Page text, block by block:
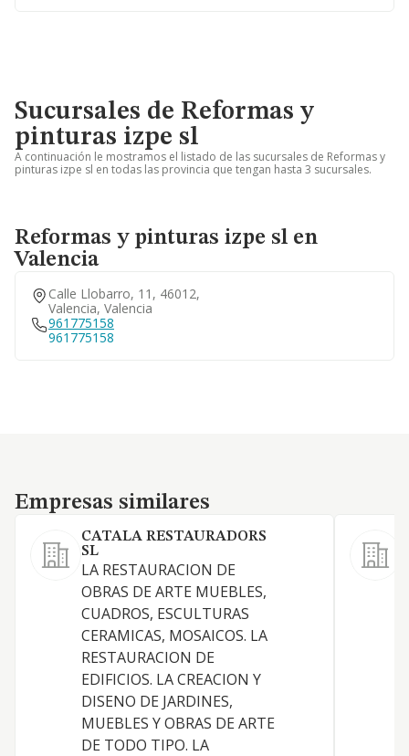
Sucursales de Reformas y
pinturas izpe sl
A continuación le mostramos el listado de las sucursales de Reformas y
pinturas izpe sl en todas las provincia que tengan hasta 3 sucursales.
Reformas y pinturas izpe sl en
Valencia
Calle Llobarro, 11, 46012,
Valencia, Valencia
961775158
961775158
Empresas similares
Empresas similares
CATALA RESTAURADORS
SL
LA RESTAURACION DE
OBRAS DE ARTE MUEBLES,
CUADROS, ESCULTURAS
CERAMICAS, MOSAICOS. LA
RESTAURACION DE
EDIFICIOS. LA CREACION Y
DISENO DE JARDINES,
MUEBLES Y OBRAS DE ARTE
DE TODO TIPO. LA